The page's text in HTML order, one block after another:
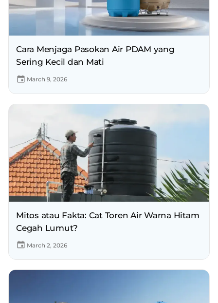
Cara Menjaga Pasokan Air PDAM yang
Sering Kecil dan Mati
March 9, 2026
Mitos atau Fakta: Cat Toren Air Warna Hitam
Cegah Lumut?
March 2, 2026